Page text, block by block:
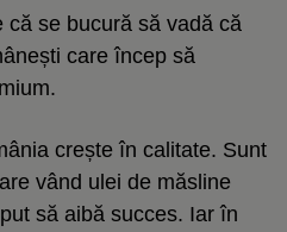
că se bucură să vadă că
care încep să
crește în calitate. Sunt
vând ulei de măsline
să aibă succes. Iar în